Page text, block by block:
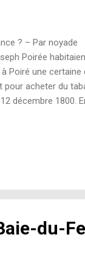
? – Par noyade
Poirée
Poiré une
acheter du
décembre 1800.
ses
du-